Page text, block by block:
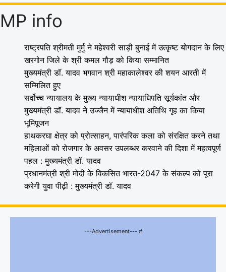
MP info
राष्ट्रपति श्रीमती मुर्मु ने महेश्वरी साड़ी बुनाई में उत्कृष्ट योगदान के लिए
खरगोन जिले के श्री कमल गौड़ को किया सम्मानित
मुख्यमंत्री डॉ. यादव भगवान श्री महाकालेश्‍वर की शयन आरती में
सम्मिलित हुए
सर्वोच्च न्यायालय के मुख्‍य न्‍यायाधीश न्यायाधिपति सूर्यकांत और
मुख्यमंत्री डॉ. यादव ने उज्जैन में न्यायाधीश अतिथि गृह का किया
भूमिपूजन
हाथकरघा क्षेत्र को प्रोत्साहन, पारंपरिक कला को संरक्षित करने तथा
महिलाओं को रोजगार के अवसर उपलब्धर करवाने की दिशा में महत्वपूर्ण
पहल : मुख्यमंत्री डॉ. यादव
प्रधानमंत्री श्री मोदी के विकसित भारत-2047 के संकल्प को पूरा
करेगी युवा पीढ़ी : मुख्यमंत्री डॉ. यादव
---Advertisement--- #